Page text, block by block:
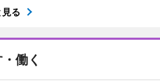
見る
働く